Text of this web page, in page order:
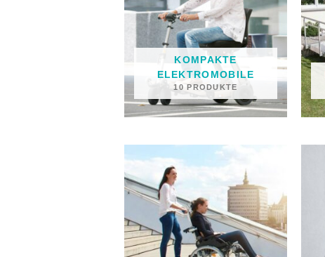
KOMPAKTE
ELEKTROMOBILE
10 PRODUKTE